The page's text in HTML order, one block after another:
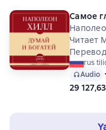
Самое
Читает
rus
Audio
29